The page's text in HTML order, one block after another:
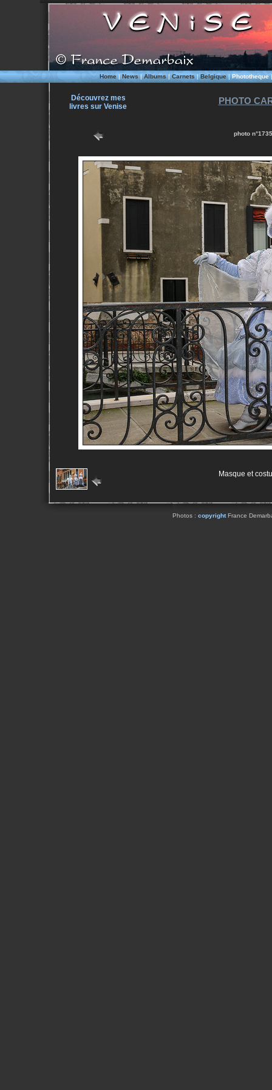
Home|News|Albums|Carnets|Belgique|Phototheque
Découvrez mes
livres sur Venise
PHOTO
photo
Masque et
Photos : copyrightFrance